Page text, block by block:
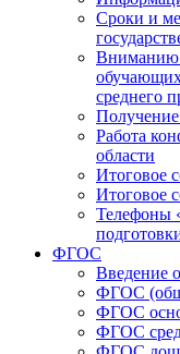
Сроки и
Вниманию
среднего
Работа
области
Итоговое
Итоговое
Телефоны
ФГОС
ФГОС
ФГОС
ФГОС